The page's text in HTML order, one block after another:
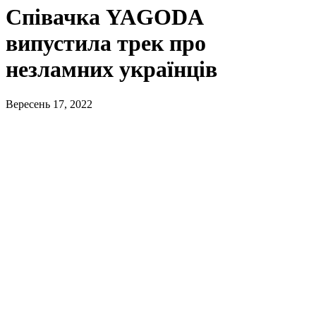
Співачка YAGODA
випустила трек про
незламних українців
Вересень 17, 2022